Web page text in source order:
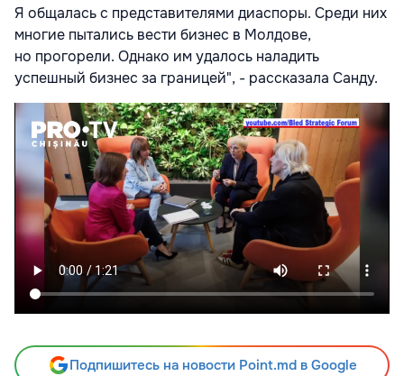
Я общалась с представителями диаспоры. Среди них
многие пытались вести бизнес в Молдове,
но прогорели. Однако им удалось наладить
успешный бизнес за границей", - рассказала Санду.
Подпишитесь на новости Point.md в Google